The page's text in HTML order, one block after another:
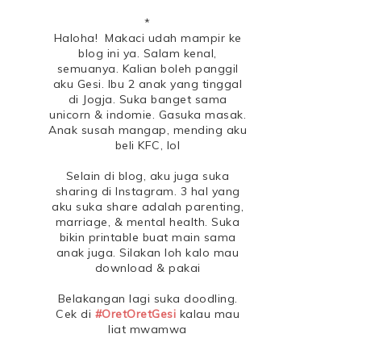
*
Haloha! Makaci udah mampir ke
blog ini ya. Salam kenal,
semuanya. Kalian boleh panggil
aku Gesi. Ibu 2 anak yang tinggal
di Jogja. Suka banget sama
unicorn & indomie. Gasuka masak.
Anak susah mangap, mending aku
beli KFC, lol
Selain di blog, aku juga suka
sharing di Instagram. 3 hal yang
aku suka share adalah parenting,
marriage, & mental health. Suka
bikin printable buat main sama
anak juga. Silakan loh kalo mau
download & pakai
Belakangan lagi suka doodling.
Cek di #OretOretGesi kalau mau
liat mwamwa